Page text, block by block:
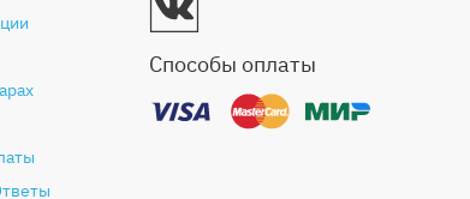
Способы оплаты